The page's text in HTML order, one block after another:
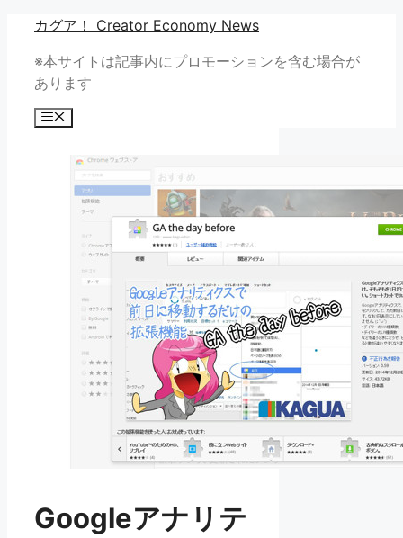
カグア！ Creator Economy News
※本サイトは記事内にプロモーションを含む場合が
あります
メ
ー
Googleアナリテ